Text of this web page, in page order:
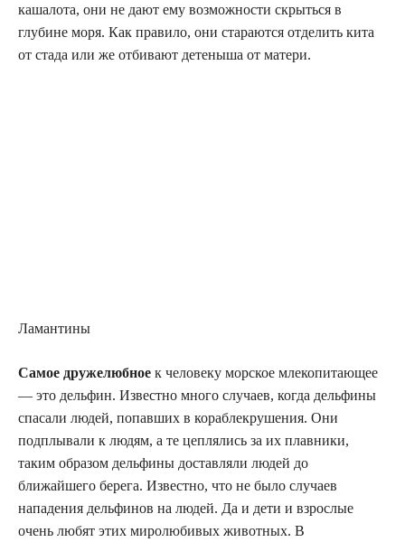
кашалота, они не дают ему возможности скрыться в
глубине моря. Как правило, они стараются отделить кита
от стада или же отбивают детеныша от матери.
Ламантины
Самое дружелюбное к человеку морское млекопитающее
— это дельфин. Известно много случаев, когда дельфины
спасали людей, попавших в кораблекрушения. Они
подплывали к людям, а те цеплялись за их плавники,
таким образом дельфины доставляли людей до
ближайшего берега. Известно, что не было случаев
нападения дельфинов на людей. Да и дети и взрослые
очень любят этих миролюбивых животных. В